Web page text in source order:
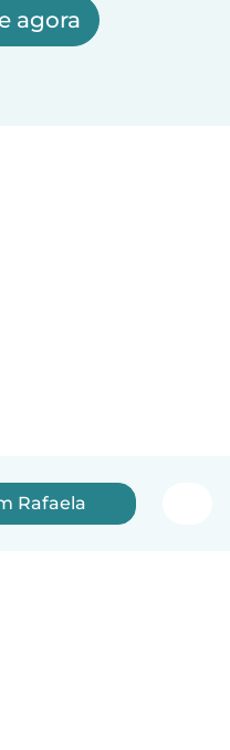
agora
Rafaela